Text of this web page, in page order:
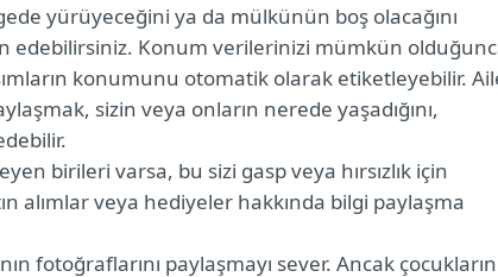
yürüyeceğini ya da mülkünün boş olacağını
edebilirsiniz. Konum verilerinizi mümkün
konumunu otomatik olarak etiketleyebilir.
sizin veya onların nerede yaşadığını,
birileri varsa, bu sizi gasp veya hırsızlık için
alımlar veya hediyeler hakkında bilgi paylaşma
fotoğraflarını paylaşmayı sever. Ancak